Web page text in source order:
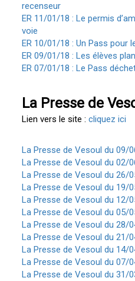
recenseur
ER 11/01/18 : Le permis
voie
ER 10/01/18 : Un Pass pour
ER 09/01/18 : Les élèves
ER 07/01/18 : Le Pass
La Presse de
Lien vers le site :cliquez ici
La Presse de Vesoul du 09/
La Presse de Vesoul du 02/
La Presse de Vesoul du 26/
La Presse de Vesoul du 19/
La Presse de Vesoul du 12/
La Presse de Vesoul du 05/
La Presse de Vesoul du 28/
La Presse de Vesoul du 21/
La Presse de Vesoul du 14/
La Presse de Vesoul du 07/
La Presse de Vesoul du 31/